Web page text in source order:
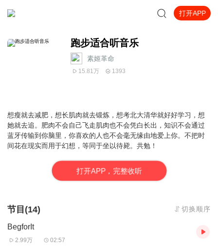
打开APP
跑步适合听音乐
素姬革命
15.81万 1393
想瘦就去减肥，想长肌肉就去锻炼，想考北大清华就好好学习，想
她就去追。肥肉不会自己飞走肌肉也不会凭白长出，知识不会通过
蓝牙传输到你脑里，你喜欢的人也不会毫无缘由地爱上你。不把时
间花在现实而用于幻想，等同于坐以待毙。共勉！
打开APP，完整收听
节目(14) 切换顺序
BegforIt
2.99万 02:57